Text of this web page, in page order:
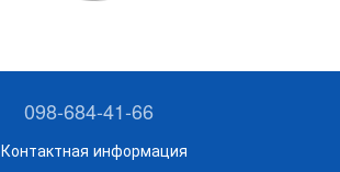
098-684-41-66
Контактная информация